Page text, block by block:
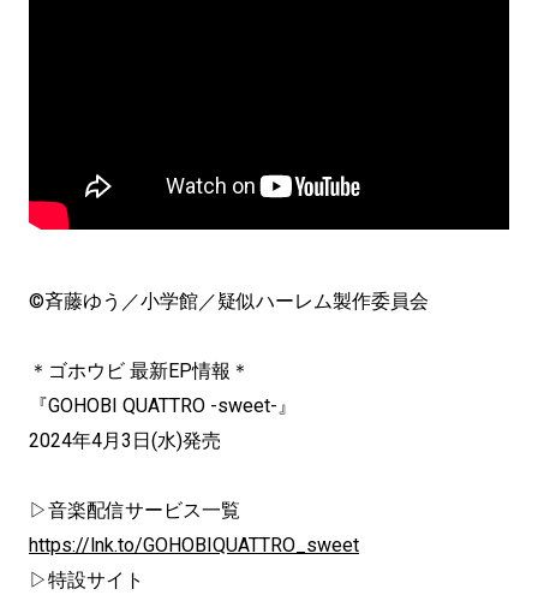
©斉藤ゆう／小学館／疑似ハーレム製作委員会
＊ゴホウビ 最新EP情報＊
『GOHOBI QUATTRO -sweet-』
2024年4月3日(水)発売
▷音楽配信サービス一覧
https://lnk.to/GOHOBIQUATTRO_sweet
▷特設サイト